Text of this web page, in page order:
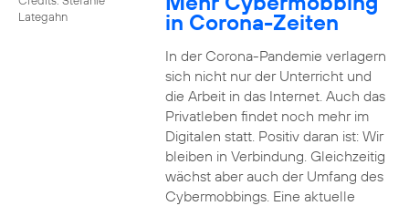
Lategahn
in Corona-Zeiten
In der Corona-Pandemie verlagern
sich nicht nur der Unterricht und
die Arbeit in das Internet. Auch das
Privatleben findet noch mehr im
Digitalen statt. Positiv daran ist: Wir
bleiben in Verbindung. Gleichzeitig
wächst aber auch der Umfang des
Cybermobbings. Eine aktuelle